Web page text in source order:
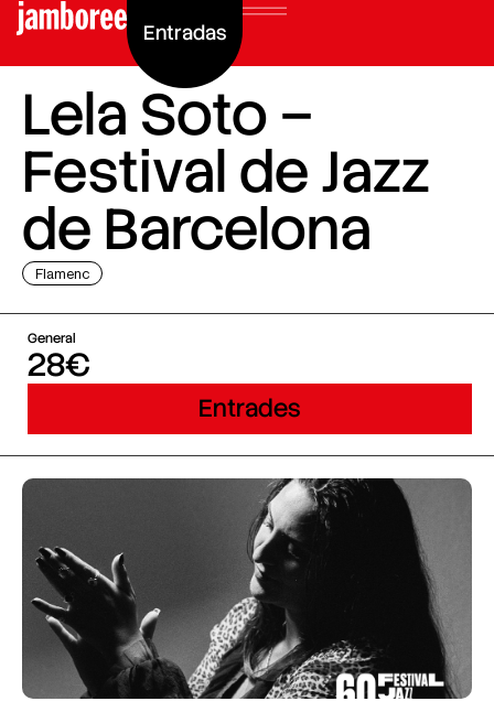
Entradas
Lela Soto –
Festival de Jazz
de Barcelona
Flamenc
General
28€
Entrades